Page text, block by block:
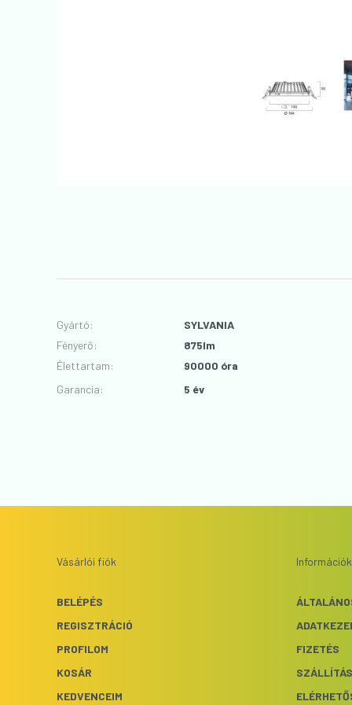
Gyártó:
SYLVANIA
Fényerő:
875lm
Élettartam:
90000 óra
Garancia: 5 év
Vásárlói fiók
BELÉPÉS
REGISZTRÁCIÓ
PROFILOM
KOSÁR
KEDVENCEIM
Információk
FIZETÉS
SZÁLLÍTÁS